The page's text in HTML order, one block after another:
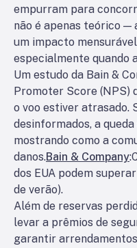
empurram para
não é apenas teórico
um impacto
especialmente quando
Um estudo da Bain &
Promoter Score (NPS)
o voo estiver atrasado.
desinformados, a
mostrando como a
danos.Bain & Company:
dos EUA podem
de verão).
Além de reservas
levar a prêmios de
garantir